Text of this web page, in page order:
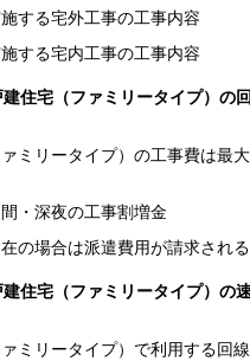
する宅外工事の工事内容
する宅内工事の工事内容
住宅（ファミリータイプ）の
ミリータイプ）の工事費は最大
・深夜の工事割増金
の場合は派遣費用が請求される
住宅（ファミリータイプ）の
ミリータイプ）で利用する回